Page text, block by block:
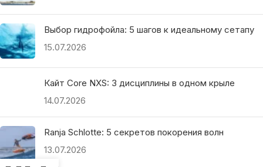
Выбор гидрофойла: 5 шагов к идеальному сетапу
15.07.2026
Кайт Core NXS: 3 дисциплины в одном крыле
14.07.2026
Ranja Schlotte: 5 секретов покорения волн
13.07.2026